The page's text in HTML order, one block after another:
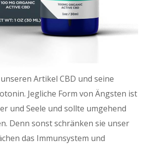
Artikel CBD und seine
Jegliche Form von Ängsten ist
und Seele und sollte umgehend
Denn sonst schränken sie unser
das Immunsystem und